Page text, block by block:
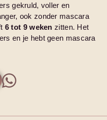
gekruld, voller en
ook zonder mascara
6 tot 9 weken zitten. Het
en je hebt geen mascara